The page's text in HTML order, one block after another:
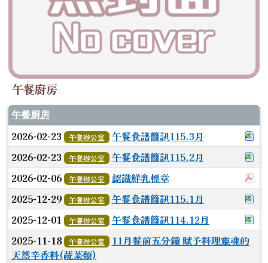
午餐廚房
午餐廚房
2026-02-23 午餐辦公室
午餐食譜簡訊115.3月
2026-02-23 午餐辦公室
午餐食譜簡訊115.2月
2026-02-06 午餐辦公室
認識鮮乳標章
2025-12-29 午餐辦公室
午餐食譜簡訊115.1月
2025-12-01 午餐辦公室
午餐食譜簡訊114.12月
2025-11-18
午餐辦公室
11月餐前五分鐘 賦予料理靈魂的
天然辛香料(蔬菜類)